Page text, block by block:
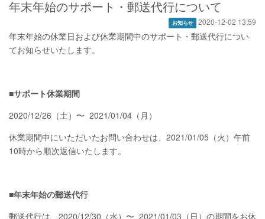
年末年始のサポート・郵送代行について
お知らせ 2020-12-02 13:59
年末年始の休業日および休業期間中のサポート・郵送代行につい
てお知らせいたします。
■サポート休業期間
2020/12/26（土）〜 2021/01/04（月）
休業期間中にいただいたお問い合わせは、2021/01/05（火）午前
10時から順次返信いたします。
■年末年始の郵送代行
郵送代行は、2020/12/30（水）〜 2021/01/03（日）の期間をお休